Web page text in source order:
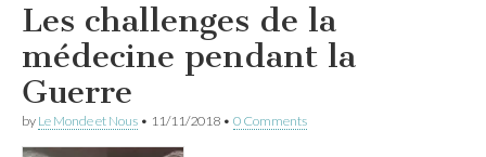
Les challenges de la
médecine pendant la
Guerre
by Le Monde et Nous • 11/11/2018 • 0 Comments